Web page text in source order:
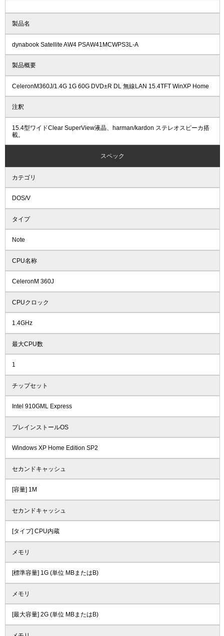
製品名
dynabook Satellite AW4 PSAW41MCWPS3L-A
製品概要
CeleronM360J/1.4G 1G 60G DVD±R DL 無線LAN 15.4TFT WinXP Home
注釈
15.4型ワイドClear SuperView液晶、harman/kardon ステレオスピーカ搭
載。
スペック
カテゴリ
DOS/V
タイプ
Note
CPU名称
CeleronM 360J
CPUクロック
1.4GHz
最大CPU数
1
チップセット
Intel 910GML Express
プレインストールOS
Windows XP Home Edition SP2
セカンドキャッシュ
[容量] 1M
セカンドキャッシュ
[タイプ] CPU内蔵
メモリ
[標準容量] 1G (単位 MBまたはB)
メモリ
[最大容量] 2G (単位 MBまたはB)